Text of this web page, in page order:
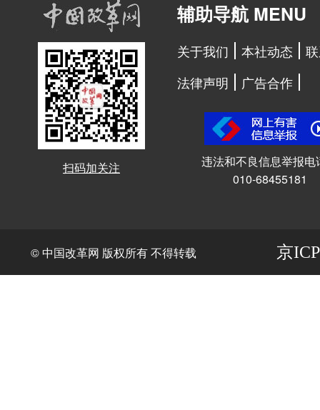
扫码加关注
辅助导航 MENU
关于我们 本社动态
法律声明
广告合作
违法和不良信息举报电
010-68455181
© 中国改革网 版权所有 不得转载 京